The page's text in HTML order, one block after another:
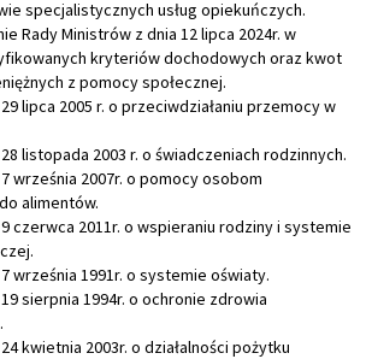
specjalistycznych usług opiekuńczych.
Rady Ministrów z dnia 12 lipca 2024r. w
kryteriów dochodowych oraz kwot
z pomocy społecznej.
lipca 2005 r. o przeciwdziałaniu przemocy w
listopada 2003 r. o świadczeniach rodzinnych.
września 2007r. o pomocy osobom
alimentów.
czerwca 2011r. o wspieraniu rodziny i systemie
września 1991r. o systemie oświaty.
sierpnia 1994r. o ochronie zdrowia
kwietnia 2003r. o działalności pożytku